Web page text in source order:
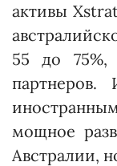
активы
55 до 75%,
мощное
Австралии,